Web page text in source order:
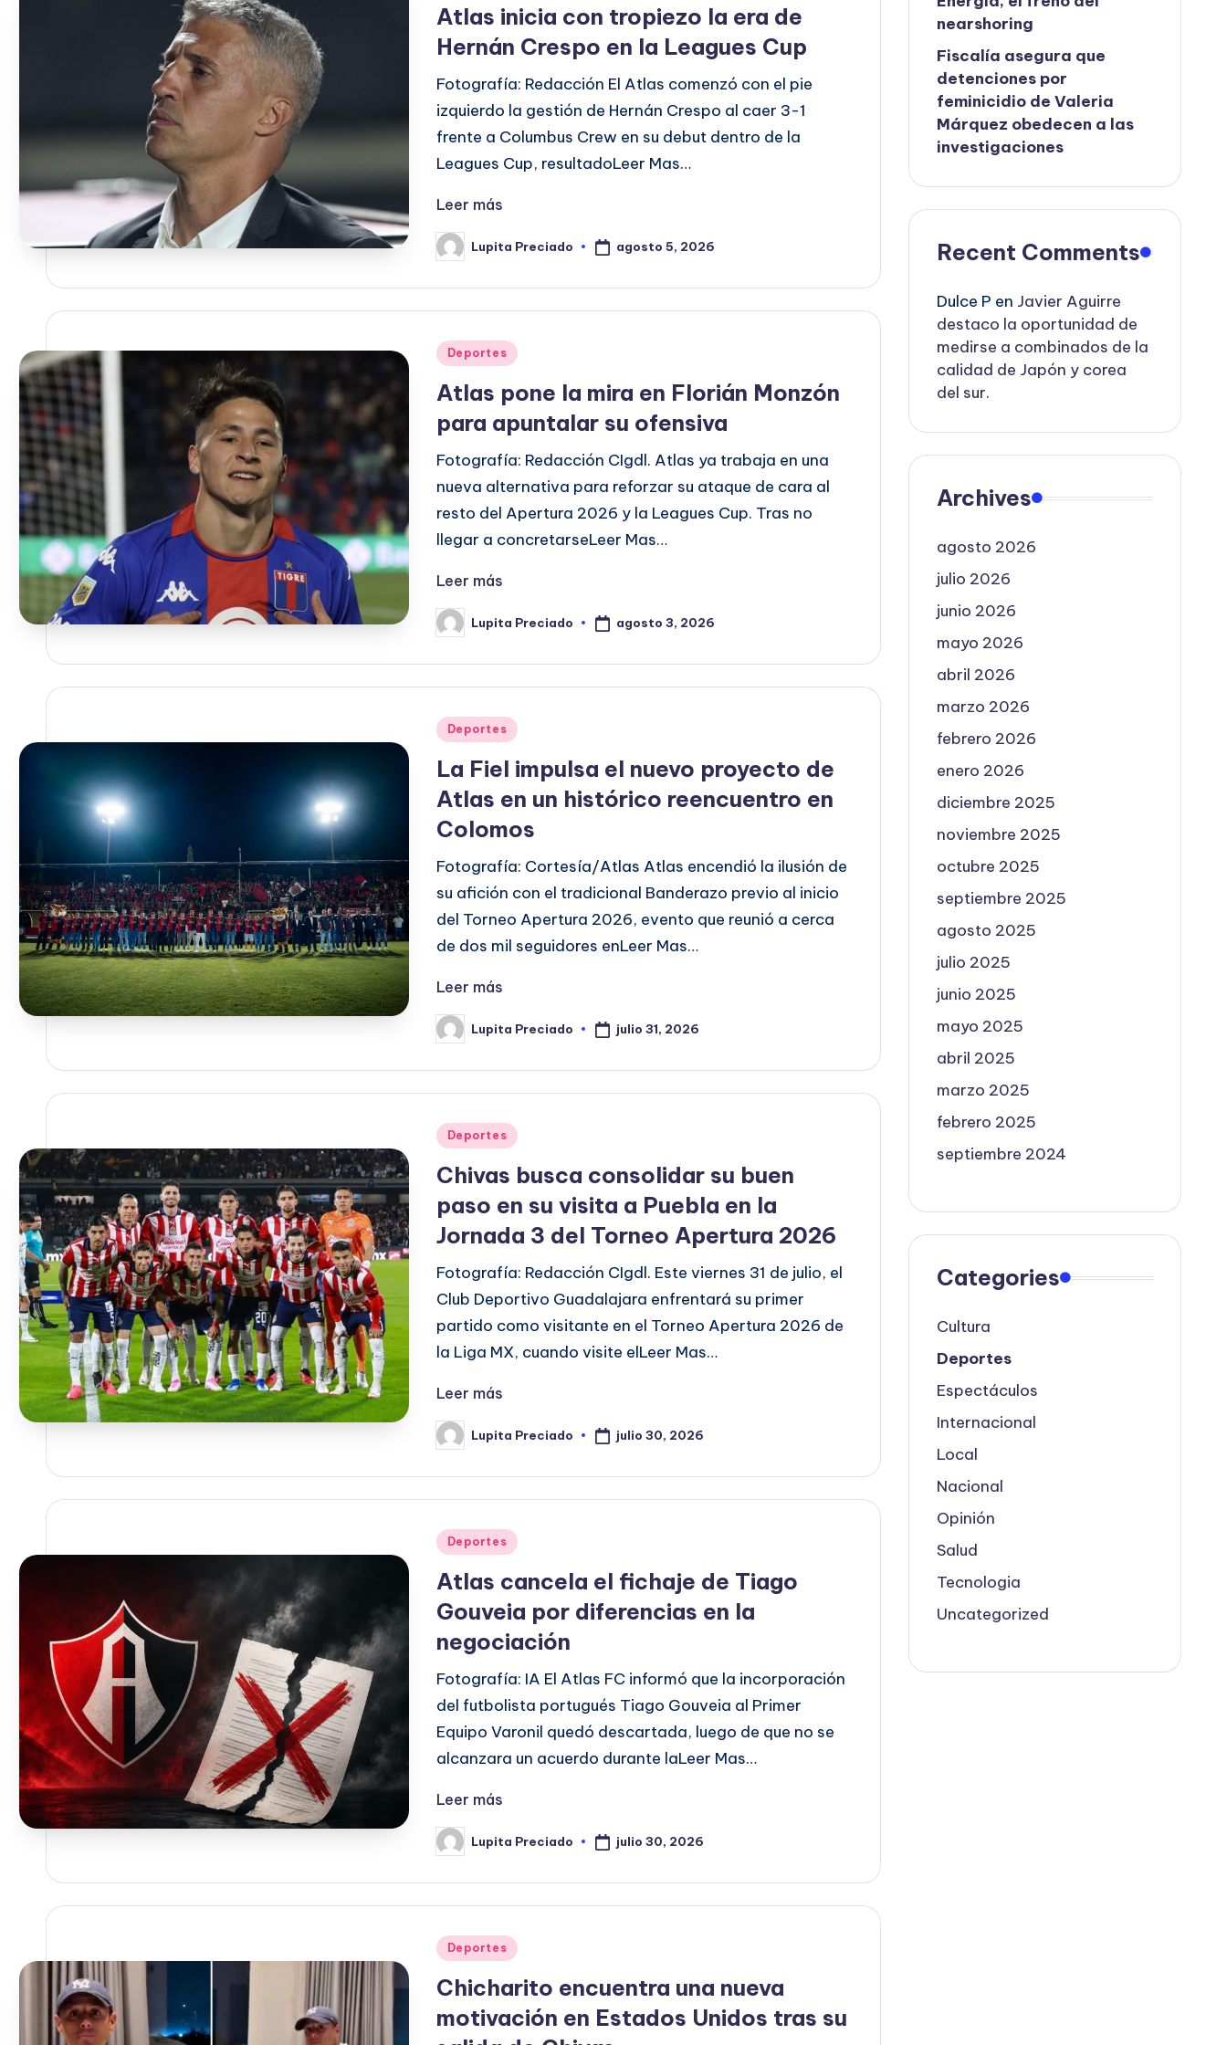
Atlas inicia con tropiezo la era de
Hernán Crespo en la Leagues Cup
Fotografía: Redacción El Atlas comenzó con el pie
izquierdo la gestión de Hernán Crespo al caer 3-1
frente a Columbus Crew en su debut dentro de la
Leagues Cup, resultadoLeer Mas…
Leer más
Publicado
por
Lupita Preciado agosto 5, 2026
Publicado
Deportes
Atlas pone la mira en Florián Monzón
para apuntalar su ofensiva
Fotografía: Redacción CIgdl. Atlas ya trabaja en una
nueva alternativa para reforzar su ataque de cara al
resto del Apertura 2026 y la Leagues Cup. Tras no
llegar a concretarseLeer Mas…
Leer más
Publicado
por
Lupita Preciado agosto 3, 2026
Publicado
Deportes
La Fiel impulsa el nuevo proyecto de
Atlas en un histórico reencuentro en
Colomos
Fotografía: Cortesía/Atlas Atlas encendió la ilusión de
su afición con el tradicional Banderazo previo al inicio
del Torneo Apertura 2026, evento que reunió a cerca
de dos mil seguidores enLeer Mas…
Leer más
Publicado
por
Lupita Preciado julio 31, 2026
Publicado
Deportes
Chivas busca consolidar su buen
paso en su visita a Puebla en la
Jornada 3 del Torneo Apertura 2026
Fotografía: Redacción CIgdl. Este viernes 31 de julio, el
Club Deportivo Guadalajara enfrentará su primer
partido como visitante en el Torneo Apertura 2026 de
la Liga MX, cuando visite elLeer Mas…
Leer más
Publicado
por
Lupita Preciado julio 30, 2026
Publicado
Deportes
Atlas cancela el fichaje de Tiago
Gouveia por diferencias en la
negociación
Fotografía: IA El Atlas FC informó que la incorporación
del futbolista portugués Tiago Gouveia al Primer
Equipo Varonil quedó descartada, luego de que no se
alcanzara un acuerdo durante laLeer Mas…
Leer más
Publicado
por
Lupita Preciado julio 30, 2026
Publicado
Deportes
Chicharito encuentra una nueva
motivación en Estados Unidos tras su
nearshoring
Fiscalía asegura que
detenciones por
feminicidio de Valeria
Márquez obedecen a las
investigaciones
Recent Comments
Dulce P en Javier Aguirre
destaco la oportunidad de
medirse a combinados de la
calidad de Japón y corea
del sur.
Archives
agosto 2026
julio 2026
junio 2026
mayo 2026
abril 2026
marzo 2026
febrero 2026
enero 2026
diciembre 2025
noviembre 2025
octubre 2025
septiembre 2025
agosto 2025
julio 2025
junio 2025
mayo 2025
abril 2025
marzo 2025
febrero 2025
septiembre 2024
Categories
Cultura
Deportes
Espectáculos
Internacional
Local
Nacional
Opinión
Salud
Tecnologia
Uncategorized